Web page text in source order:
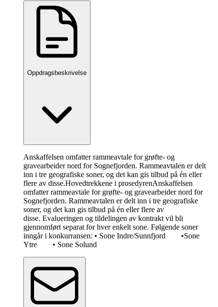
Oppdragsbeskrivelse
Anskaffelsen omfatter rammeavtale for grøfte- og
gravearbeider nord for Sognefjorden. Rammeavtalen er delt
inn i tre geografiske soner, og det kan gis tilbud på én eller
flere av disse.Hovedtrekkene i prosedyrenAnskaffelsen
omfatter rammeavtale for grøfte- og gravearbeider nord for
Sognefjorden. Rammeavtalen er delt inn i tre geografiske
soner, og det kan gis tilbud på én eller flere av
disse. Evalueringen og tildelingen av kontrakt vil bli
gjennomført separat for hver enkelt sone. Følgende soner
inngår i konkurransen: • Sone Indre/Sunnfjord •Sone
Ytre • Sone Solund